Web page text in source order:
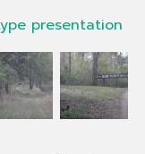
presentation